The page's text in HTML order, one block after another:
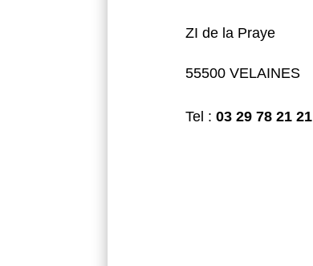
ZI de la Praye
55500 VELAINES
Tel :03 29 78 21 21